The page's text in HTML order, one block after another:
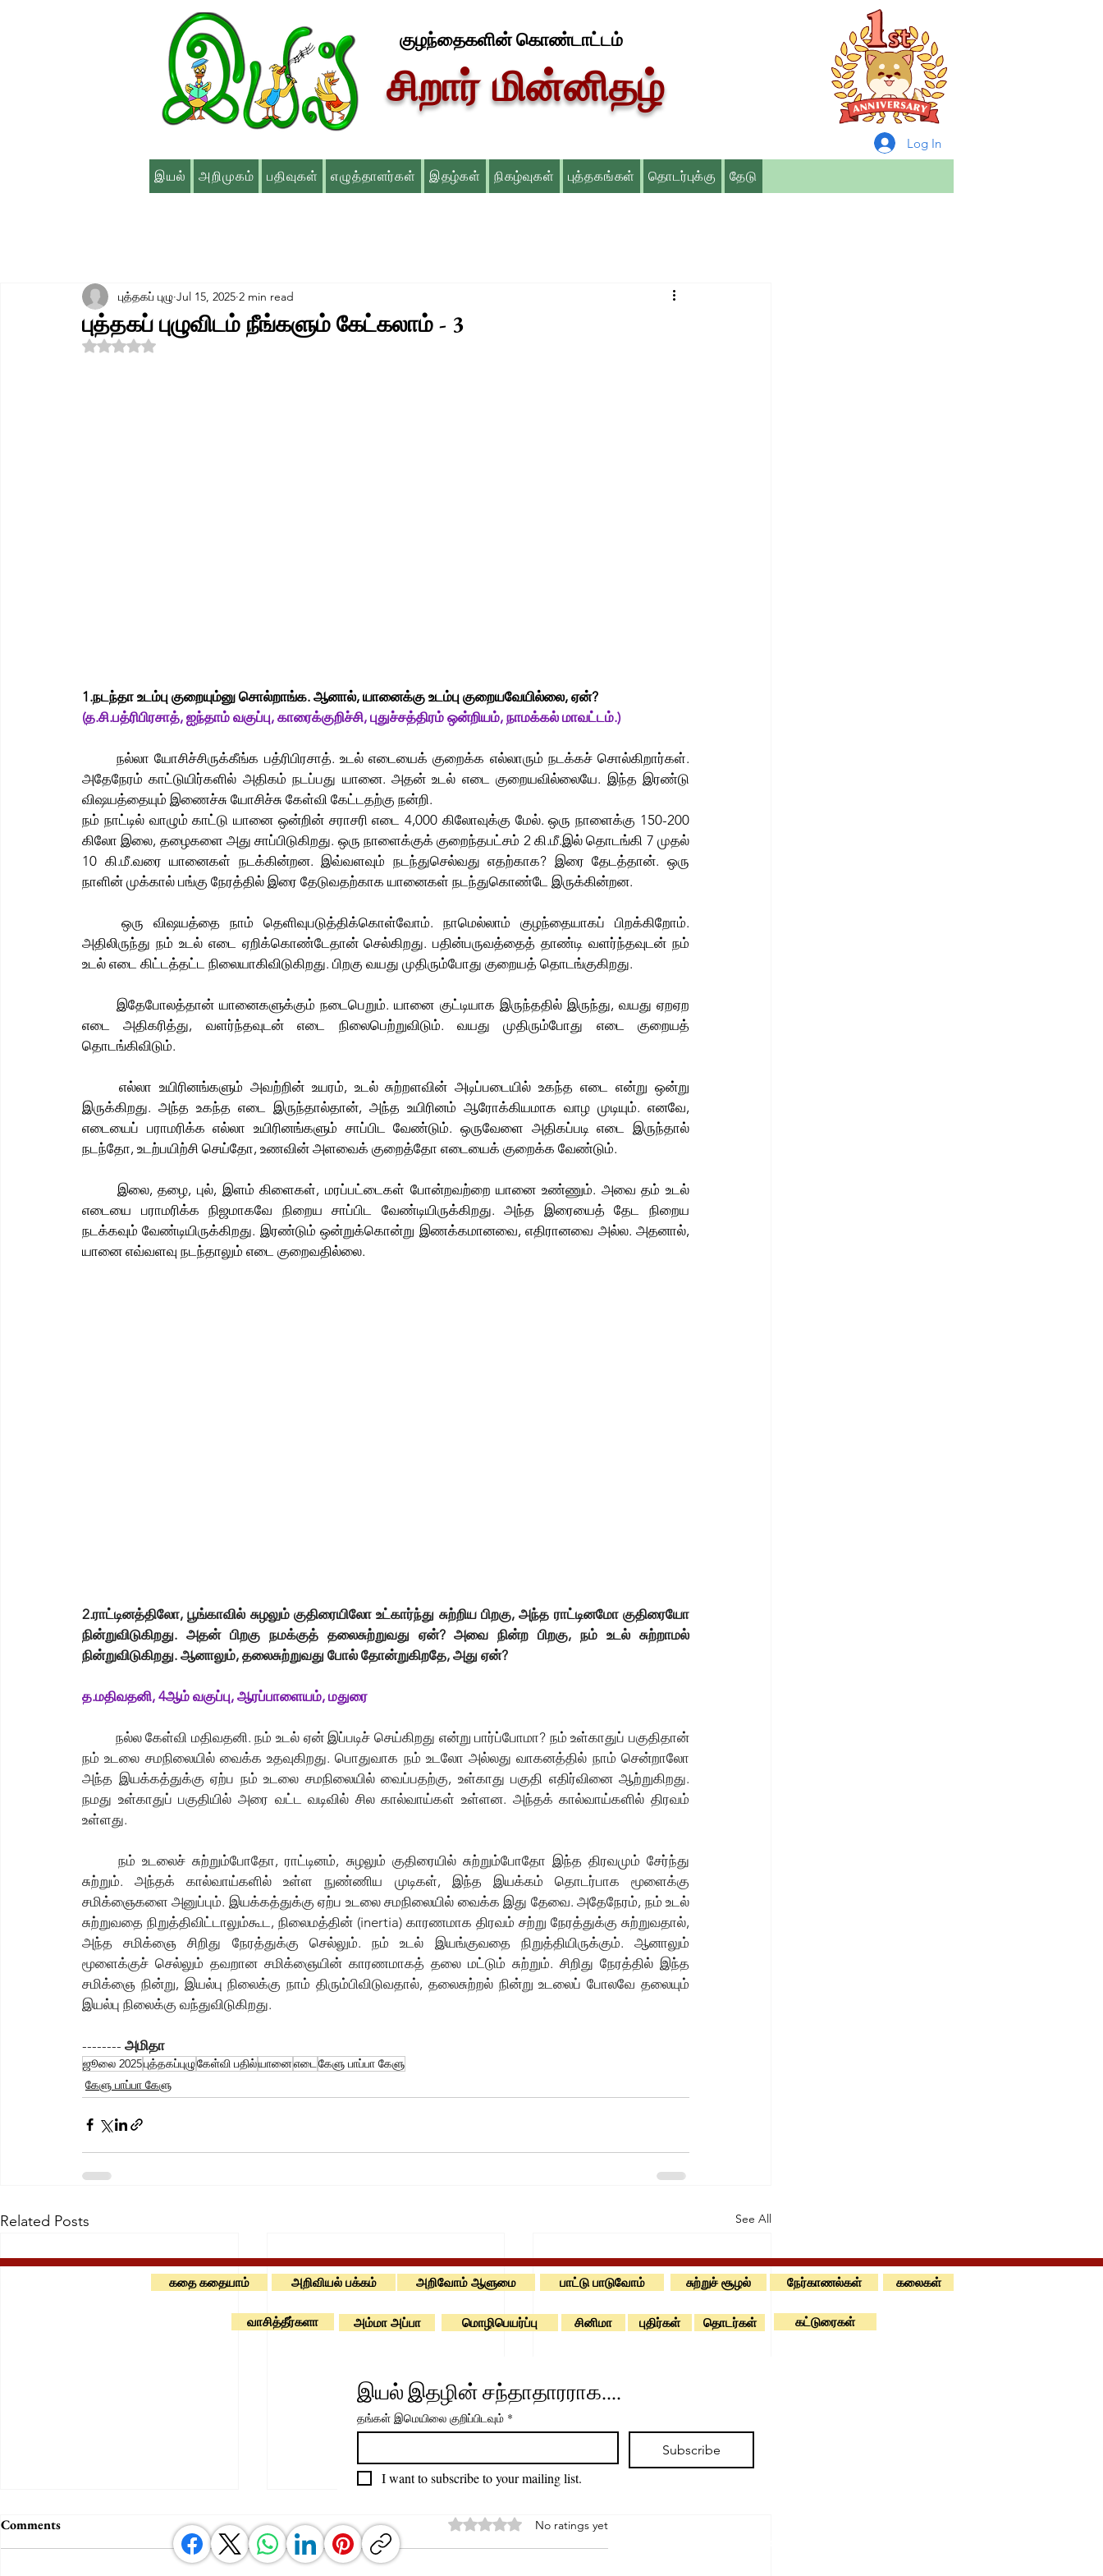
குழந்தைகளின் கொண்டாட்டம்
சிறார் மின்னிதழ்
Log In
இயல் அறிமுகம் பதிவுகள் எழுத்தாளர்கள் இதழ்கள் நிகழ்வுகள் புத்தகங்கள் தொடர்புக்கு தேடு
புத்தகப் புழுவிடம் நீங்களும் கேட்கலாம் - 3
புத்தகப் புழு Jul 15, 2025 2 min read
Rated NaN out of 5 stars.
1.நடந்தா உடம்பு குறையும்னு சொல்றாங்க. ஆனால், யானைக்கு உடம்பு குறையவேயில்லை, ஏன்?
(த.சி.பத்ரிபிரசாத், ஐந்தாம் வகுப்பு, காரைக்குறிச்சி, புதுச்சத்திரம் ஒன்றியம், நாமக்கல் மாவட்டம்.)
	நல்லா யோசிச்சிருக்கீங்க பத்ரிபிரசாத். உடல் எடையைக் குறைக்க எல்லாரும் நடக்கச் சொல்கிறார்கள்.
அதேநேரம் காட்டுயிர்களில் அதிகம் நடப்பது யானை. அதன் உடல் எடை குறையவில்லையே. இந்த இரண்டு
விஷயத்தையும் இணைச்சு யோசிச்சு கேள்வி கேட்டதற்கு நன்றி.
நம் நாட்டில் வாழும் காட்டு யானை ஒன்றின் சராசரி எடை 4,000 கிலோவுக்கு மேல். ஒரு நாளைக்கு 150-200
கிலோ இலை, தழைகளை அது சாப்பிடுகிறது. ஒரு நாளைக்குக் குறைந்தபட்சம் 2 கி.மீ.இல் தொடங்கி 7 முதல்
10 கி.மீ.வரை யானைகள் நடக்கின்றன. இவ்வளவும் நடந்துசெல்வது எதற்காக? இரை தேடத்தான். ஒரு
நாளின் முக்கால் பங்கு நேரத்தில் இரை தேடுவதற்காக யானைகள் நடந்துகொண்டே இருக்கின்றன.
அதிலிருந்து நம் உடல் எடை ஏறிக்கொண்டேதான் செல்கிறது. பதின்பருவத்தைத் தாண்டி வளர்ந்தவுடன் நம்
உடல் எடை கிட்டத்தட்ட நிலையாகிவிடுகிறது. பிறகு வயது முதிரும்போது குறையத் தொடங்குகிறது.
எடை அதிகரித்து, வளர்ந்தவுடன் எடை நிலைபெற்றுவிடும். வயது முதிரும்போது எடை குறையத்
தொடங்கிவிடும்.
இருக்கிறது. அந்த உகந்த எடை இருந்தால்தான், அந்த உயிரினம் ஆரோக்கியமாக வாழ முடியும். எனவே,
எடையைப் பராமரிக்க எல்லா உயிரினங்களும் சாப்பிட வேண்டும். ஒருவேளை அதிகப்படி எடை இருந்தால்
நடந்தோ, உடற்பயிற்சி செய்தோ, உணவின் அளவைக் குறைத்தோ எடையைக் குறைக்க வேண்டும்.
எடையை பராமரிக்க நிஜமாகவே நிறைய சாப்பிட வேண்டியிருக்கிறது. அந்த இரையைத் தேட நிறைய
நடக்கவும் வேண்டியிருக்கிறது. இரண்டும் ஒன்றுக்கொன்று இணக்கமானவை, எதிரானவை அல்ல. அதனால்,
யானை எவ்வளவு நடந்தாலும் எடை குறைவதில்லை.
2.ராட்டினத்திலோ, பூங்காவில் சுழலும் குதிரையிலோ உட்கார்ந்து சுற்றிய பிறகு, அந்த ராட்டினமோ குதிரையோ
நின்றுவிடுகிறது. அதன் பிறகு நமக்குத் தலைசுற்றுவது ஏன்? அவை நின்ற பிறகு, நம் உடல் சுற்றாமல்
நின்றுவிடுகிறது. ஆனாலும், தலைசுற்றுவது போல் தோன்றுகிறதே, அது ஏன்?
த.மதிவதனி, 4ஆம் வகுப்பு, ஆரப்பாளையம், மதுரை
நம் உடலை சமநிலையில் வைக்க உதவுகிறது. பொதுவாக நம் உடலோ அல்லது வாகனத்தில் நாம் சென்றாலோ
அந்த இயக்கத்துக்கு ஏற்ப நம் உடலை சமநிலையில் வைப்பதற்கு, உள்காது பகுதி எதிர்வினை ஆற்றுகிறது.
நமது உள்காதுப் பகுதியில் அரை வட்ட வடிவில் சில கால்வாய்கள் உள்ளன. அந்தக் கால்வாய்களில் திரவம்
உள்ளது.
	நம் உடலைச் சுற்றும்போதோ, ராட்டினம், சுழலும் குதிரையில் சுற்றும்போதோ இந்த திரவமும் சேர்ந்து
சுற்றும். அந்தக் கால்வாய்களில் உள்ள நுண்ணிய முடிகள், இந்த இயக்கம் தொடர்பாக மூளைக்கு
சமிக்ஞைகளை அனுப்பும். இயக்கத்துக்கு ஏற்ப உடலை சமநிலையில் வைக்க இது தேவை. அதேநேரம், நம் உடல்
சுற்றுவதை நிறுத்திவிட்டாலும்கூட, நிலைமத்தின் (inertia) காரணமாக திரவம் சற்று நேரத்துக்கு சுற்றுவதால்,
அந்த சமிக்ஞை சிறிது நேரத்துக்கு செல்லும். நம் உடல் இயங்குவதை நிறுத்தியிருக்கும். ஆனாலும்
மூளைக்குச் செல்லும் தவறான சமிக்ஞையின் காரணமாகத் தலை மட்டும் சுற்றும். சிறிது நேரத்தில் இந்த
சமிக்ஞை நின்று, இயல்பு நிலைக்கு நாம் திரும்பிவிடுவதால், தலைசுற்றல் நின்று உடலைப் போலவே தலையும்
இயல்பு நிலைக்கு வந்துவிடுகிறது.
-------- அமிதா
ஜூலை 2025புத்தகப்புழுகேள்வி பதில்யானைஎடை கேளு பாப்பா கேளு
கேளு பாப்பா கேளு
Related Posts See All
Comments Rated 0 out of 5 stars.
No ratings yet
கதை கதையாம் அறிவியல் பக்கம் அறிவோம் ஆளுமை பாட்டு பாடுவோம் சுற்றுச் சூழல் நேர்காணல்கள் கலைகள்
வாசித்தீர்களா அம்மா அப்பா மொழிபெயர்ப்பு சினிமா புதிர்கள் தொடர்கள் கட்டுரைகள்
இயல் இதழின் சந்தாதாரராக....
தங்கள் இமெயிலை குறிப்பிடவும் *
Subscribe
I want to subscribe to your mailing list.